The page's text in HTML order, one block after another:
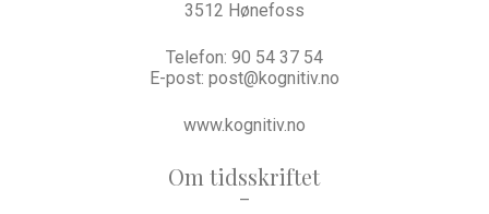
Om tidsskriftet
–
3512 Hønefoss
Telefon: 90 54 37 54
E-post: post@kognitiv.no
www.kognitiv.no